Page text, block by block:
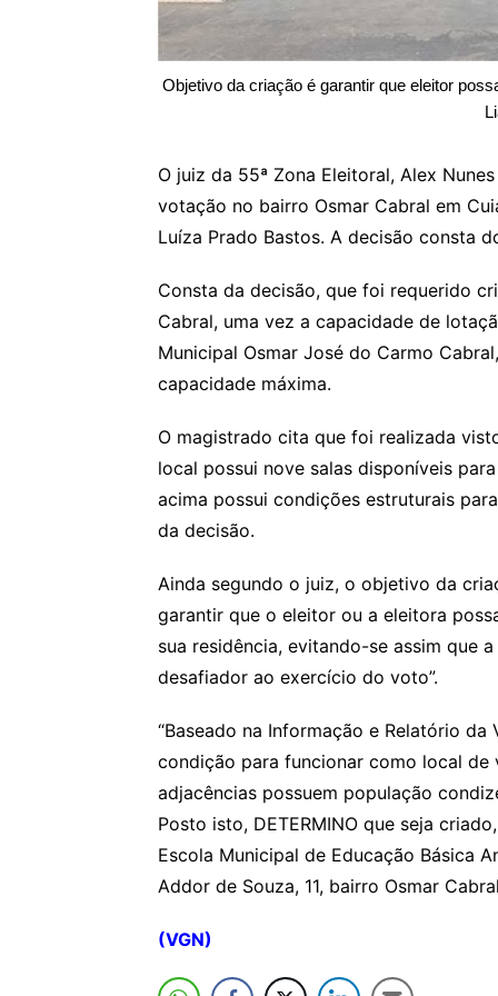
Objetivo da criação é garantir que eleitor
O juiz da 55ª Zona Eleitoral, Alex
votação no bairro Osmar Cabral em
Luíza Prado Bastos. A decisão consta
Consta da decisão, que foi requerido
Cabral, uma vez a capacidade de
Municipal Osmar José do Carmo
capacidade máxima.
O magistrado cita que foi realizada
local possui nove salas disponíveis
acima possui condições estruturais
da decisão.
Ainda segundo o juiz, o objetivo da
garantir que o eleitor ou a eleitora
sua residência, evitando-se assim que
desafiador ao exercício do voto”.
“Baseado na Informação e Relatório
condição para funcionar como local de
adjacências possuem população
Posto isto, DETERMINO que seja
Escola Municipal de Educação Básica
Addor de Souza, 11, bairro Osmar
(VGN)